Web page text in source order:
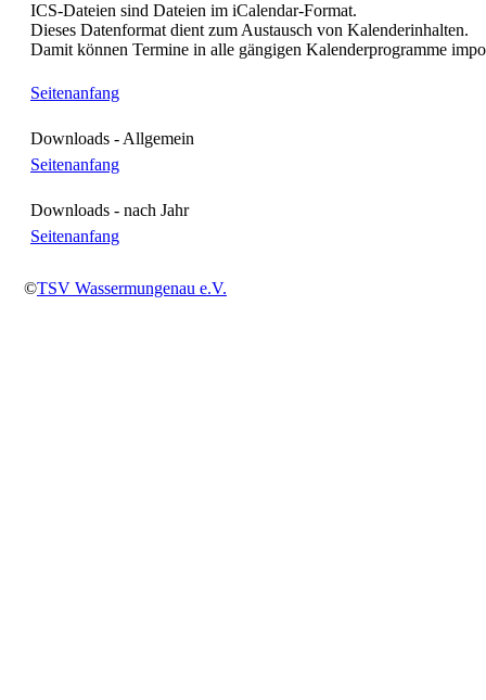
ICS-Dateien sind Dateien im iCalendar-Format.
Dieses Datenformat dient zum Austausch von Kalenderinhalten.
Damit können Termine in alle gängigen Kalenderprogramme
Seitenanfang
Downloads - Allgemein
Seitenanfang
Downloads - nach Jahr
Seitenanfang
©TSV Wassermungenau e.V.